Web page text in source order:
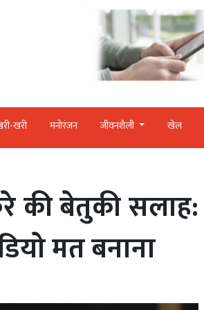
खरी मनोरंजन जीवनशैली खेल
की बेतुकी सलाह:
मत बनाना